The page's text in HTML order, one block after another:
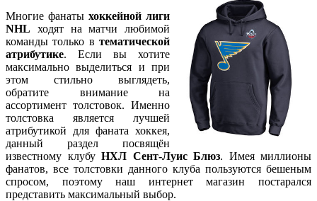
Многие фанаты хоккейной лиги
NHL ходят на матчи любимой
команды только в тематической
атрибутике. Если вы хотите
максимально выделиться и при
этом стильно выглядеть,
обратите внимание на
ассортимент толстовок. Именно
толстовка является лучшей
атрибутикой для фаната хоккея,
данный раздел посвящён
известному клубу НХЛ Сент-Луис Блюз. Имея миллионы
фанатов, все толстовки данного клуба пользуются бешеным
спросом, поэтому наш интернет магазин постарался
представить максимальный выбор.